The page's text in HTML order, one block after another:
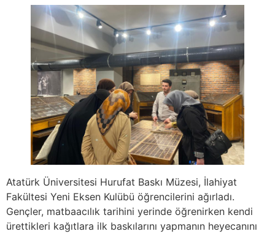
Atatürk Üniversitesi Hurufat Baskı Müzesi, İlahiyat
Fakültesi Yeni Eksen Kulübü öğrencilerini ağırladı.
Gençler, matbaacılık tarihini yerinde öğrenirken kendi
ürettikleri kağıtlara ilk baskılarını yapmanın heyecanını